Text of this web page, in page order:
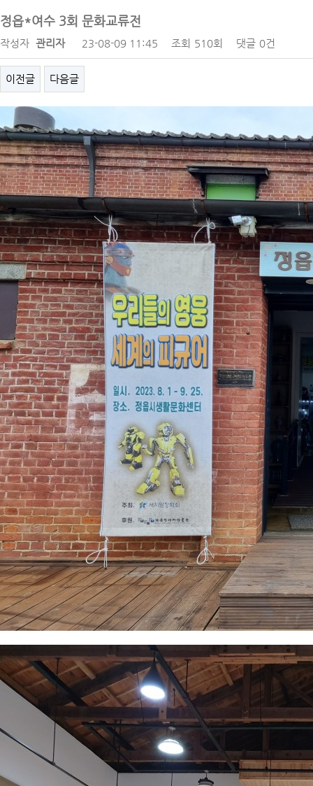
정읍*여수 3회 문화교류전
작성자 관리자 23-08-09 11:45 조회 510회 댓글 0건
이전글 다음글